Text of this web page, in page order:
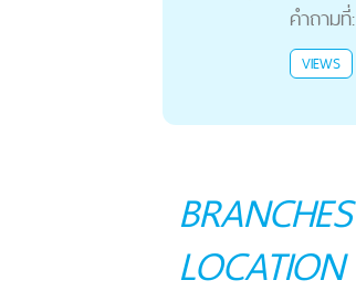
คำถามที่:
VIEWS
BRANCHES
LOCATION